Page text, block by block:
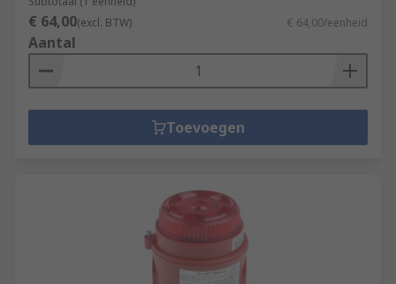
€ 64,00(excl. BTW) € 64,00/eenheid
Aantal
Toevoegen